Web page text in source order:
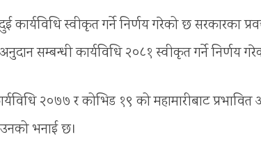
कार्यविधि स्वीकृत गर्ने निर्णय गरेको छ सरकारका
सम्बन्धी कार्यविधि २०८१ स्वीकृत गर्ने निर्णय
२०७७ र कोभिड १९ को महामारीबाट प्रभावित
भनाई छ।